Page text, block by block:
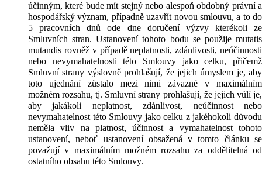
účinným, které bude mít stejný nebo alespoň obdobný právní a
hospodářský význam, případně uzavřít novou smlouvu, a to do
5 pracovních dnů ode dne doručení výzvy kterékoli ze
Smluvních stran. Ustanovení tohoto bodu se použije mutatis
mutandis rovněž v případě neplatnosti, zdánlivosti, neúčinnosti
nebo nevymahatelnosti této Smlouvy jako celku, přičemž
Smluvní strany výslovně prohlašují, že jejich úmyslem je, aby
toto ujednání zůstalo mezi nimi závazné v maximálním
možném rozsahu, tj. Smluvní strany prohlašují, že jejich vůlí je,
aby jakákoli neplatnost, zdánlivost, neúčinnost nebo
nevymahatelnost této Smlouvy jako celku z jakéhokoli důvodu
neměla vliv na platnost, účinnost a vymahatelnost tohoto
ustanovení, neboť ustanovení obsažená v tomto článku se
považují v maximálním možném rozsahu za oddělitelná od
ostatního obsahu této Smlouvy.